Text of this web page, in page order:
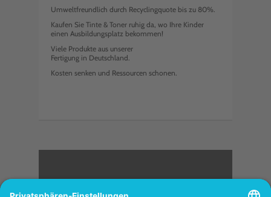
Umweltfreundlich durch Recyclingquote bis zu 80%.
Kaufen Sie Tinte & Toner ruhig da, wo Ihre Kinder
einen Ausbildungsplatz bekommen!
Viele Produkte aus unserer
Fertigung in Deutschland.
Kosten senken und Ressourcen schonen.
<